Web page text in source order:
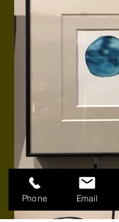
Phone Email